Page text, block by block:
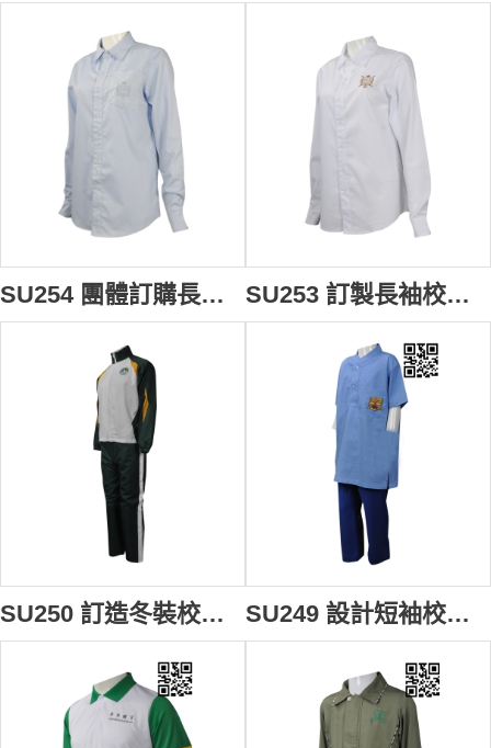
SU254 團體訂購長袖校服恤衫 網上下單長袖校服恤衫 澳洲 校服恤衫生產商 SU253 訂製長袖校服恤衫 供應長袖校服恤衫 自製繡花logo款校服恤衫 澳洲 校服恤衫供應商
SU250 訂造冬裝校服套裝 設計褲腳可拆卸校服 澳門教育暨青年局 運動套裝 校服套裝製衣廠 SU249 設計短袖校服套裝 供應小童校服套裝 新加坡 SHARMA 校服專門店